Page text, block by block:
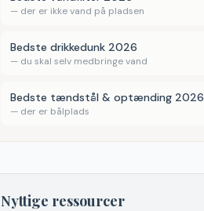
— der er ikke vand på pladsen
Bedste drikkedunk 2026
— du skal selv medbringe vand
Bedste tændstål & optænding 2026
— der er bålplads
Nyttige ressourcer